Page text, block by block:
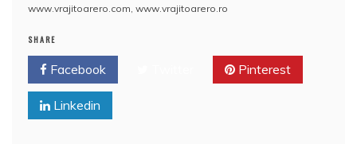
www.vrajitoarero.com, www.vrajitoarero.ro
SHARE
Facebook Pinterest
Linkedin